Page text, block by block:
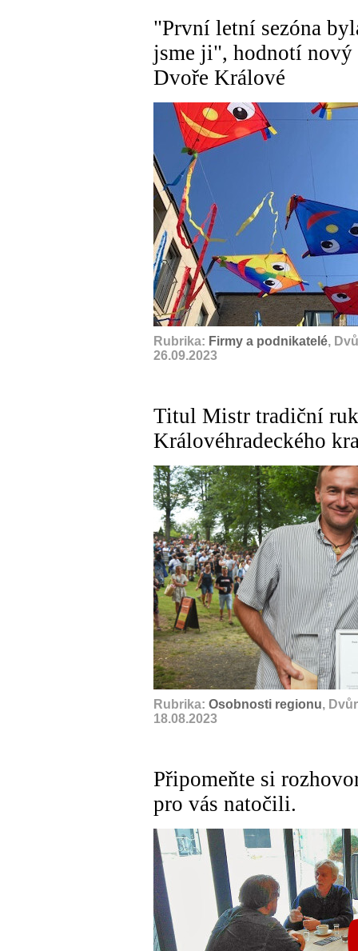
"První letní sezóna
jsme ji", hodnotí nový
Dvoře Králové
Rubrika: Firmy a podnikatelé,
26.09.2023
Titul Mistr tradiční
Královéhradeckého
Rubrika: Osobnosti regionu,
18.08.2023
Připomeňte si
pro vás natočili.